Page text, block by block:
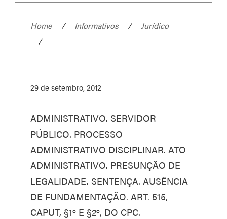
Home / Informativos /
Jurídico
/
29 de setembro, 2012
ADMINISTRATIVO. SERVIDOR
PÚBLICO. PROCESSO
ADMINISTRATIVO DISCIPLINAR. ATO
ADMINISTRATIVO. PRESUNÇÃO DE
LEGALIDADE. SENTENÇA. AUSÊNCIA
DE FUNDAMENTAÇÃO. ART. 515,
CAPUT, §1º E §2º, DO CPC.